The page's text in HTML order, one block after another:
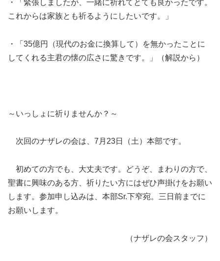
・「緊張しましたが、一緒に祈れてとても良かったです。
これからは家族とも祈るようにしたいです。」
・「35億円（現代のお金に換算して）を無かったことに
してくれる主君の懐の広さに驚きです。」（解説から）
～いっしょに祈りませんか？～
次回のナザレの会は、7月23日（土）本部です。
初めての方でも、大丈夫です。どうぞ、まわりの方で、
聖書に興味のある方、祈りたい方にはぜひ声掛けをお願い
します。参加申し込みは、本部Sr.下窄宛。三日前までに
お願いします。
（ナザレの会スタッフ）